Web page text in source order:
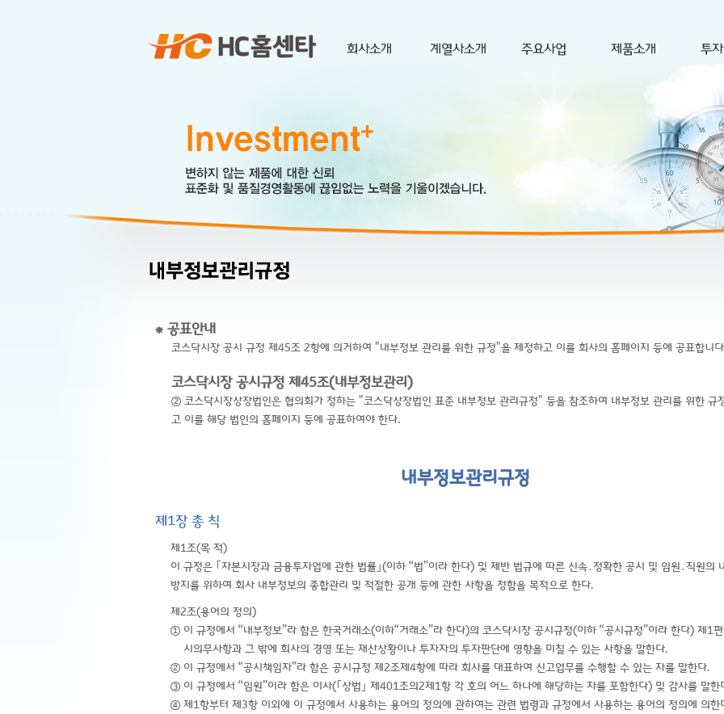
⁕ 공표안내
코스닥시장 공시 규정 제45조 2항에 의거하여 "내부정보 관리를 위한 규정"을 제정하고 이를 회사의 홈페이지 등에 공표합니
코스닥시장 공시규정 제45조(내부정보관리)
② 코스닥시장상장법인은 협의회가 정하는 "코스닥상장법인 표준 내부정보 관리규정" 등을 참조하여 내부정보 관리를 위한 규
고 이를 해당 법인의 홈페이지 등에 공표하여야 한다.
내부정보관리규정
제1장 총 칙
제1조(목 적)
이 규정은 ｢자본시장과 금융투자업에 관한 법률｣(이하 “법”이라 한다) 및 제반 법규에 따른 신속․정확한 공시 및 임원․직원의
방지를 위하여 회사 내부정보의 종합관리 및 적절한 공개 등에 관한 사항을 정함을 목적으로 한다.
제2조(용어의 정의)
① 이 규정에서 “내부정보”라 함은 한국거래소(이하“거래소”라 한다)의 코스닥시장 공시규정(이하 “공시규정”이라 한다) 제1
시의무사항과 그 밖에 회사의 경영 또는 재산상황이나 투자자의 투자판단에 영향을 미칠 수 있는 사항을 말한다.
② 이 규정에서 “공시책임자”라 함은 공시규정 제2조제4항에 따라 회사를 대표하여 신고업무를 수행할 수 있는 자를 말한다.
③ 이 규정에서 “임원”이라 함은 이사(｢상법｣ 제401조의2제1항 각 호의 어느 하나에 해당하는 자를 포함한다) 및 감사를 말한
④ 제1항부터 제3항 이외에 이 규정에서 사용하는 용어의 정의에 관하여는 관련 법령과 규정에서 사용하는 용어의 정의에 의한